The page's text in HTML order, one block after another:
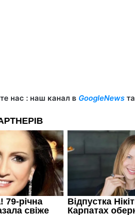
нас : наш канал в GoogleNewsта